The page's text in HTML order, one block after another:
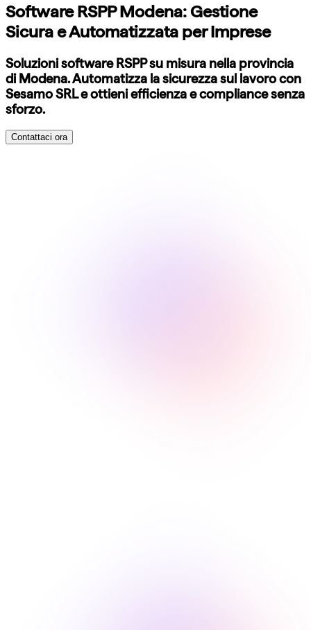
Software RSPP Modena: Gestione
Sicura e Automatizzata per Imprese
Soluzioni software RSPP su misura nella provincia
di Modena. Automatizza la sicurezza sul lavoro con
Sesamo SRL e ottieni efficienza e compliance senza
sforzo.
Contattaci ora